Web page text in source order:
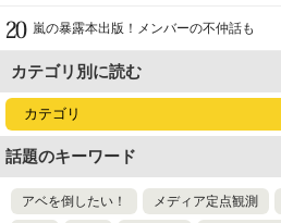
嵐の暴露本出版！メンバーの不仲話も
カテゴリ別に読む
話題のキーワード
アベを倒したい！ メディア定点観測